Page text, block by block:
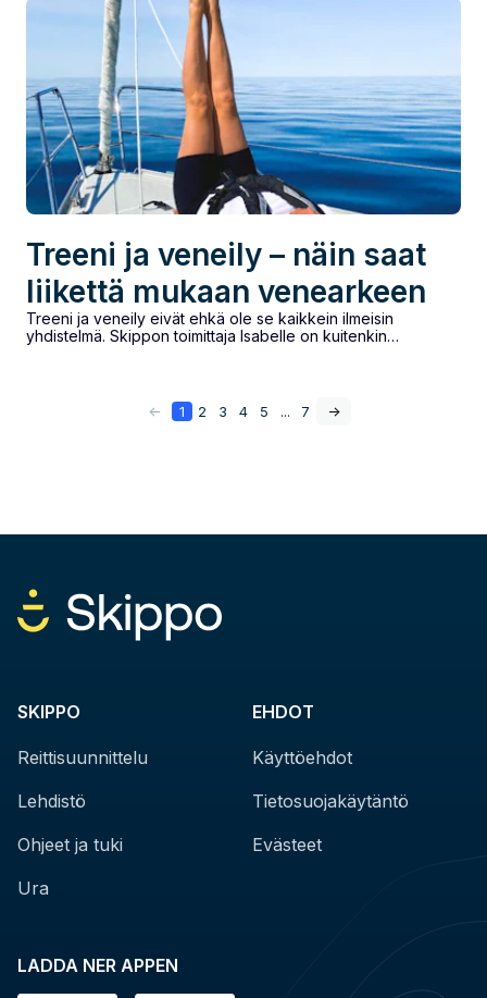
Treeni ja veneily – näin saat
liikettä mukaan venearkeen
Treeni ja veneily eivät ehkä ole se kaikkein ilmeisin
yhdistelmä. Skippon toimittaja Isabelle on kuitenkin
<- 1 2 3 4 5 ... 7 ->
LADDA NER APPEN
SKIPPO
Reittisuunnittelu
Lehdistö
Ohjeet ja tuki
Ura
EHDOT
Käyttöehdot
Tietosuojakäytäntö
Evästeet